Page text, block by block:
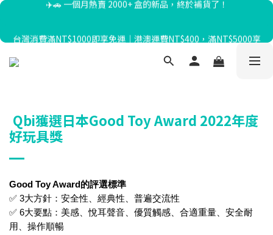
台灣消費滿NT$1000即享免運｜港澳運費NT$400，滿NT$5000享
Qbi獲選日本Good Toy Award 2022年度
好玩具獎
Good Toy Award的評選標準
✅ 3大方針：安全性、經典性、普遍交流性
✅ 6大要點：美感、悅耳聲音、優質觸感、合適重量、安全耐
用、操作順暢